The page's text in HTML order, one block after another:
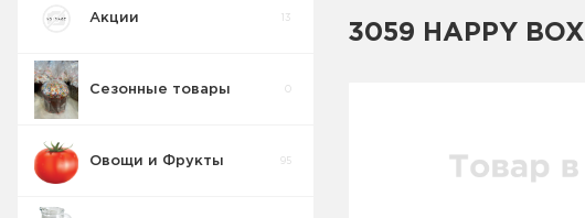
Акции 13
Сезонные товары
Овощи и Фрукты 95
3059 HAPPY